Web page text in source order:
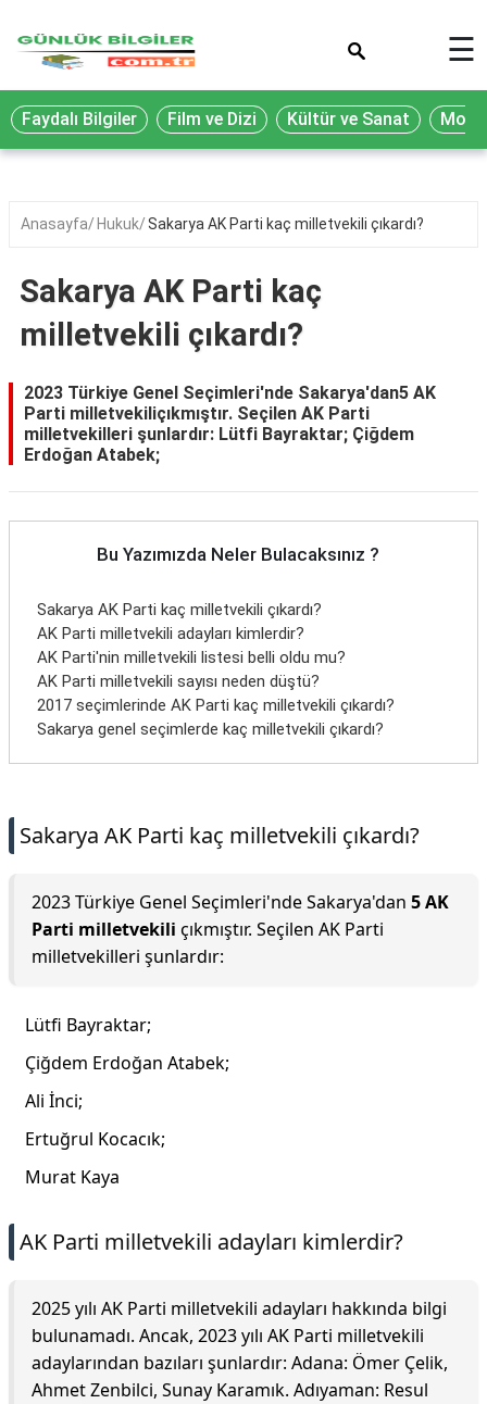
Eğitim
Ekonomi
Seyahat
Oyun
Yaşam
Hukuk
Blog
☰
Faydalı Bilgiler Film ve Dizi Kültür ve Sanat
Anasayfa Hukuk Sakarya AK Parti kaç milletvekili çıkardı?
Sakarya AK Parti kaç
milletvekili çıkardı?
2023 Türkiye Genel Seçimleri'nde Sakarya'dan5 AK
Parti milletvekiliçıkmıştır. Seçilen AK Parti
milletvekilleri şunlardır: Lütfi Bayraktar; Çiğdem
Erdoğan Atabek;
Bu Yazımızda Neler Bulacaksınız ?
Sakarya AK Parti kaç milletvekili çıkardı?
AK Parti milletvekili adayları kimlerdir?
AK Parti'nin milletvekili listesi belli oldu mu?
AK Parti milletvekili sayısı neden düştü?
2017 seçimlerinde AK Parti kaç milletvekili çıkardı?
Sakarya genel seçimlerde kaç milletvekili çıkardı?
Sakarya AK Parti kaç milletvekili çıkardı?
2023 Türkiye Genel Seçimleri'nde Sakarya'dan 5 AK
Parti milletvekili çıkmıştır. Seçilen AK Parti
milletvekilleri şunlardır:
Lütfi Bayraktar;
Çiğdem Erdoğan Atabek;
Ali İnci;
Ertuğrul Kocacık;
Murat Kaya
AK Parti milletvekili adayları kimlerdir?
2025 yılı AK Parti milletvekili adayları hakkında bilgi
bulunamadı. Ancak, 2023 yılı AK Parti milletvekili
adaylarından bazıları şunlardır: Adana: Ömer Çelik,
Ahmet Zenbilci, Sunay Karamık. Adıyaman: Resul